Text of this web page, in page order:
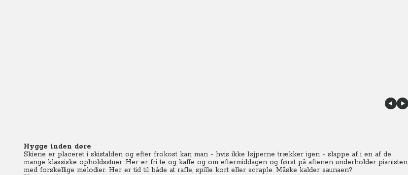
Hygge inden døre
Skiene er placeret i skistalden og efter frokost kan man - hvis ikke løjperne trækker igen - slappe af i en af de
mange klassiske opholdsstuer. Her er fri te og kaffe og om eftermiddagen og først på aftenen underholder pianisten
med forskellige melodier. Her er tid til både at rafle, spille kort eller scraple. Måske kalder saunaen?